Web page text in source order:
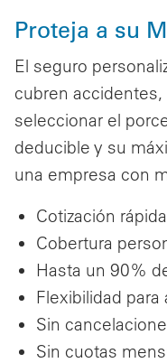
Proteja a su
El seguro
cubren
seleccionar el
deducible y su
una empresa con
Cotización
Cobertura
Hasta un 90%
Flexibilidad
Sin
Sin cuotas